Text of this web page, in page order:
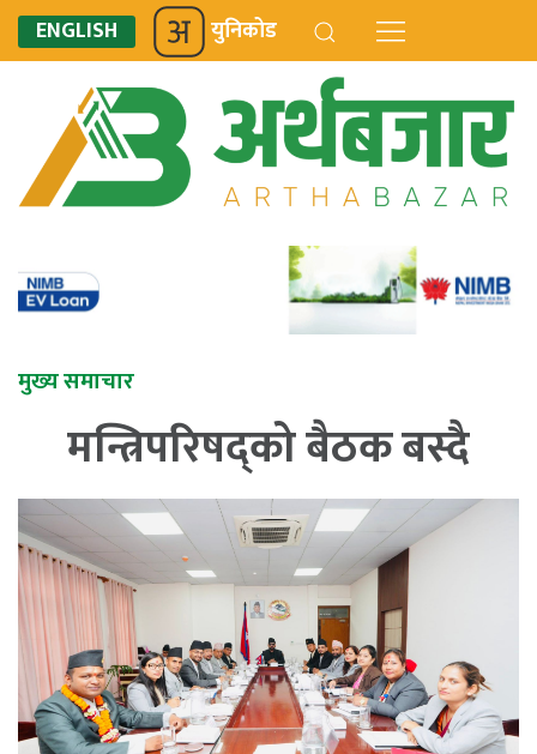
ENGLISH युनिकोड
मुख्य समाचार
मन्त्रिपरिषद्को बैठक बस्दै